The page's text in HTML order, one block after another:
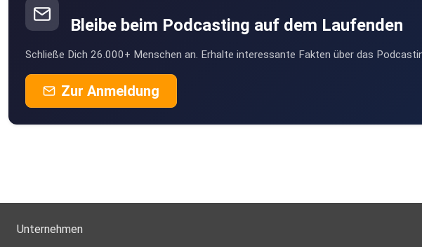
Bleibe beim Podcasting auf dem Laufenden
Schließe Dich 26.000+ Menschen an. Erhalte interessante Fakten über das
Zur Anmeldung
Unternehmen